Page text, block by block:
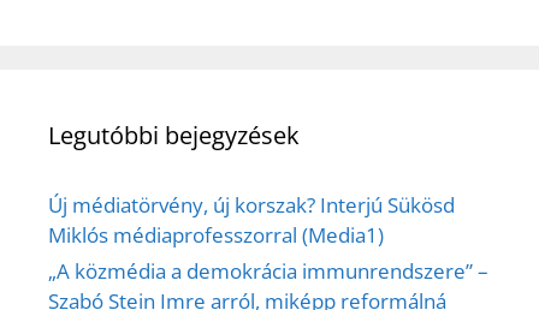
Legutóbbi bejegyzések
Új médiatörvény, új korszak? Interjú Sükösd
Miklós médiaprofesszorral (Media1)
„A közmédia a demokrácia immunrendszere” –
Szabó Stein Imre arról, miképp reformálná